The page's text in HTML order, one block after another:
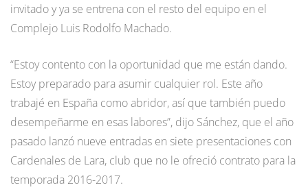
invitado y ya se entrena con el resto del equipo en el
Complejo Luis Rodolfo Machado.
“Estoy contento con la oportunidad que me están dando.
Estoy preparado para asumir cualquier rol. Este año
trabajé en España como abridor, así que también puedo
desempeñarme en esas labores”, dijo Sánchez, que el año
pasado lanzó nueve entradas en siete presentaciones con
Cardenales de Lara, club que no le ofreció contrato para la
temporada 2016-2017.